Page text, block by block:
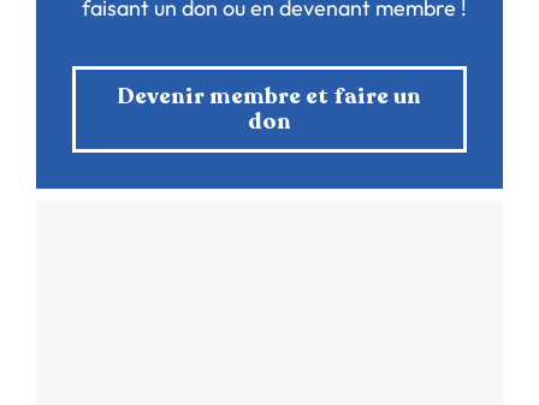
faisant un don ou en devenant membre !
Devenir membre et faire un
don